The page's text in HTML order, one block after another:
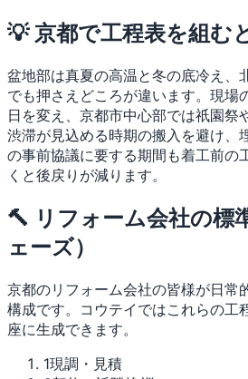
💡 京都で工程表を組む
盆地部は真夏の高温と冬の底冷え、
でも押さえどころが違います。現場
日を変え、京都市中心部では祇園祭
渋滞が見込める時期の搬入を避け、
の事前協議に要する期間も着工前の
くと後戻りが減ります。
🔨 リフォーム会社の標
ェーズ）
京都のリフォーム会社の皆様が日常
構成です。コウテイではこれらの工
座に生成できます。
1現調・見積